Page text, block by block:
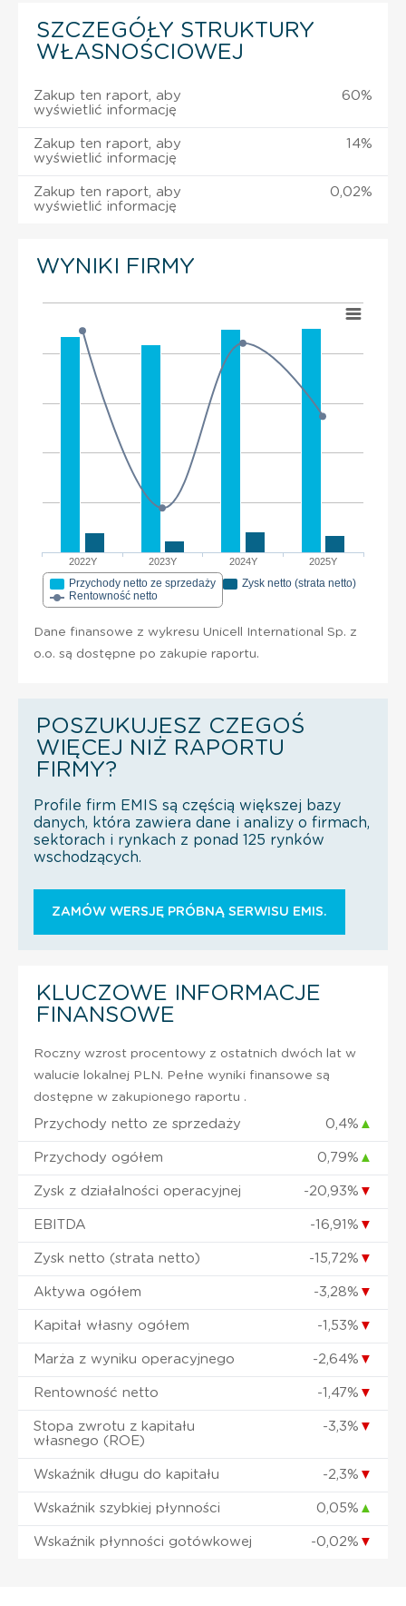
SZCZEGÓŁY STRUKTURY
WŁASNOŚCIOWEJ
Zakup ten raport, aby
wyświetlić informację
60%
Zakup ten raport, aby
wyświetlić informację
14%
Zakup ten raport, aby
wyświetlić informację
0,02%
WYNIKI FIRMY
2022Y 2023Y 2024Y 2025Y
Przychody netto ze sprzedaży
Zysk netto (strata netto)
Rentowność netto
Dane finansowe z wykresu Unicell International Sp. z
o.o. są dostępne po zakupie raportu.
POSZUKUJESZ CZEGOŚ
WIĘCEJ NIŻ RAPORTU
FIRMY?
Profile firm EMIS są częścią większej bazy
danych, która zawiera dane i analizy o firmach,
sektorach i rynkach z ponad 125 rynków
wschodzących.
ZAMÓW WERSJĘ PRÓBNĄ SERWISU EMIS.
KLUCZOWE INFORMACJE
FINANSOWE
Roczny wzrost procentowy z ostatnich dwóch lat w
walucie lokalnej PLN. Pełne wyniki finansowe są
dostępne w zakupionego raportu .
Przychody netto ze sprzedaży 0,4% ▲
Przychody ogółem 0,79% ▲
Zysk z działalności operacyjnej -20,93% ▼
EBITDA -16,91% ▼
Zysk netto (strata netto) -15,72% ▼
Aktywa ogółem -3,28% ▼
Kapitał własny ogółem -1,53% ▼
Marża z wyniku operacyjnego -2,64% ▼
Rentowność netto -1,47% ▼
Stopa zwrotu z kapitału
własnego (ROE)
-3,3% ▼
Wskaźnik długu do kapitału -2,3% ▼
Wskaźnik szybkiej płynności 0,05% ▲
Wskaźnik płynności gotówkowej -0,02% ▼